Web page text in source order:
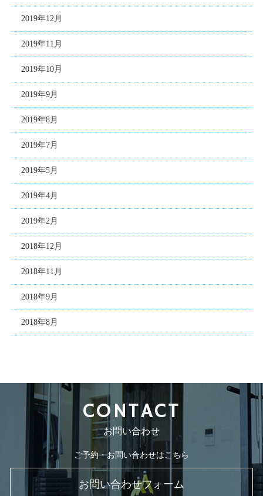
2019年12月
2019年11月
2019年10月
2019年9月
2019年8月
2019年7月
2019年5月
2019年4月
2019年2月
2018年12月
2018年11月
2018年9月
2018年8月
CONTACT
お問い合わせ
ご予約・お問い合わせはこちら
お問い合わせフォーム